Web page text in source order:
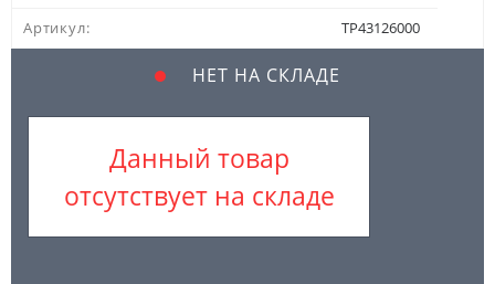
Артикул:
TP43126000
НЕТ НА СКЛАДЕ
Данный товар
отсутствует на складе